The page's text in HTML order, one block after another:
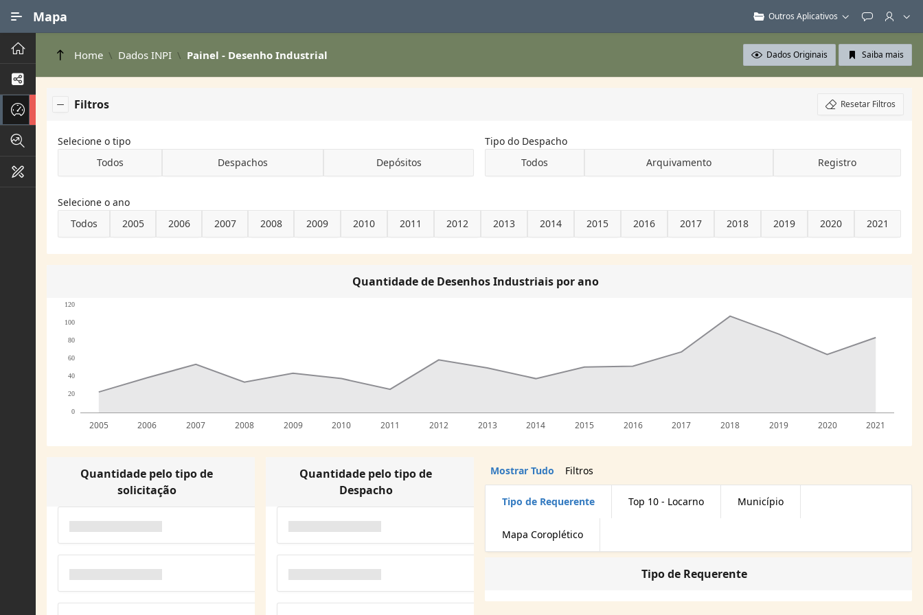
Mapa Outros Aplicativos Feedback
Processos de Negócios
Home Dados INPI Painel - Desenho Industrial Dados Originais Saiba mais
Filtros Resetar Filtros
Selecione o tipo
Todos
Despachos Depósitos
Tipo do Despacho
Todos
Arquivamento Registro
Selecione o ano
Todos
2005 2006 2007 2008 2009 2010 2011 2012 2013 2014 2015 2016 2017 2018 2019 2020 2021
Quantidade de Desenhos Industriais por ano
0
20
40
60
80
100
120
2005 2006 2007 2008 2009 2010 2011 2012 2013 2014 2015 2016 2017 2018 2019 2020 2021
Quantidade pelo tipo de
solicitação
Quantidade pelo tipo de
Despacho
Mostrar Tudo Filtros
Tipo de Requerente Top 10 - Locarno Município
Mapa Coroplético
Tipo de Requerente